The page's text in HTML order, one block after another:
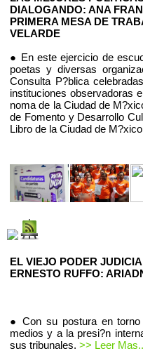
DIALOGANDO: ANA
PRIMERA MESA DE
VELARDE
● En este ejercicio de
poetas y diversas
Consulta P?blica
instituciones observadoras
noma de la Ciudad de
de Fomento y Desarrollo
Libro de la Ciudad de M?xico
EL VIEJO PODER
ERNESTO RUFFO:
● Con su postura en
medios y a la presi?n
sus tribunales. >> Leer